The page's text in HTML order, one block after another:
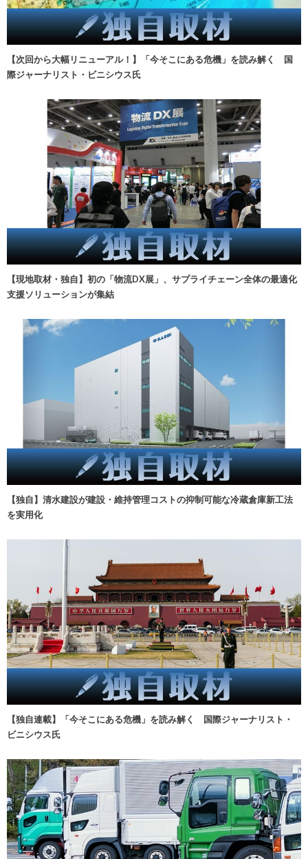
【次回から大幅リニューアル！】「今そこにある危機」を読み解く 国
際ジャーナリスト・ビニシウス氏
【現地取材・独自】初の「物流DX展」、サプライチェーン全体の最適化
支援ソリューションが集結
【独自】清水建設が建設・維持管理コストの抑制可能な冷蔵倉庫新工法
を実用化
【独自連載】「今そこにある危機」を読み解く 国際ジャーナリスト・
ビニシウス氏